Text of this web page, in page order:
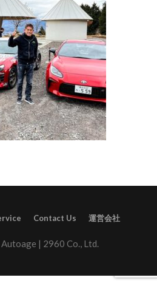
Contact Us 運営会社
| 2960 Co., Ltd.